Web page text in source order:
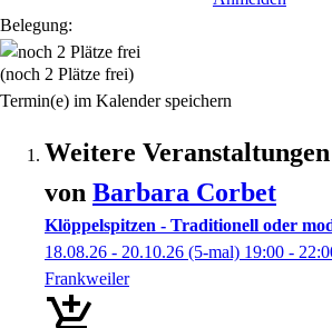
Belegung:
(noch 2 Plätze frei)
Termin(e) im Kalender speichern
Weitere Veranstaltungen
von Barbara Corbet
Klöppelspitzen - Traditionell oder
18.08.26 - 20.10.26 (5-mal) 19:00 -
Frankweiler